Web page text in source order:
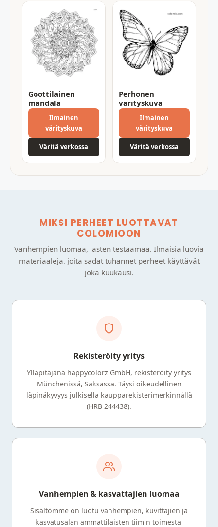
Goottilainen
mandala
Ilmainen
värityskuva
Väritä verkossa
Perhonen
värityskuva
Ilmainen
värityskuva
Väritä verkossa
MIKSI PERHEET LUOTTAVAT
COLOMIOON
Vanhempien luomaa, lasten testaamaa. Ilmaisia luovia
materiaaleja, joita sadat tuhannet perheet käyttävät
joka kuukausi.
Rekisteröity yritys
Ylläpitäjänä happycolorz GmbH, rekisteröity yritys
Münchenissä, Saksassa. Täysi oikeudellinen
läpinäkyvyys julkisella kaupparekisterimerkinnällä
(HRB 244438).
Vanhempien & kasvattajien luomaa
Sisältömme on luotu vanhempien, kuvittajien ja
kasvatusalan ammattilaisten tiimin toimesta.